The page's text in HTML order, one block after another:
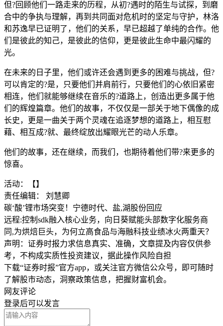
但?回顾他们一路走来的历程，从初?遇时的陌生与试探，到磨
合中的争执与理解，再到共同面对危机时的坚定与守护，林洛
和苏逸早已证明了，他们的关系，早已超越了单纯的合作。他
们是彼此的知己，是彼此的信仰，更是彼此生命中最闪耀的
光。
在未来的日子里，他们或许还会遇到更多的困难与挑战，但?
可以肯定的?是，只要他们并肩前行，只要他们的心依旧紧密
相连，他们就能够继续在音乐的?道路上，创造出更多属于他
们的辉煌篇章。他们的故事，不仅仅是一部关于地下偶像的成
长史，更是一曲关于两个灵魂在追逐梦想的道路上，相互慰
藉、相互成?就、最终绽放出耀眼光芒的动人乐章。
他们的故事，还在继续，而我们，也期待着他们带?来更多的
惊喜。
活动：【】
责任编辑： 刘慧卿
碳‘酸’锂市场突变！宁德时代、盐,湖股份回应
远程:控制sdk融入核心业务，向日葵赋能头部数字化服务商
同,为烘焙巨头，为何立高食品与海融科技业绩冰火两重天？
声明：证券时报力求信息真实、准确，文章提及内容仅供参
考，不构成实质性投资建议，据此操作风险自担
下载“证券时报”官方app，或关注官方微信公众号，即可随时
了解股市动态，洞察政策信息，把握财富机会。
网友评论
登录后可以发言